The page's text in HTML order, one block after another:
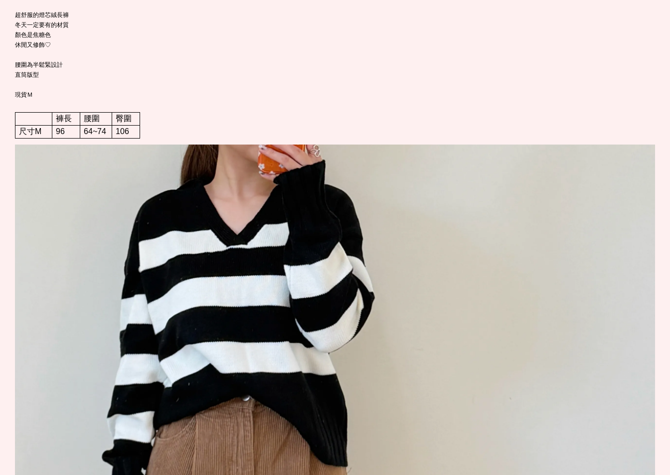
超舒服的燈芯絨長褲
冬天一定要有的材質
顏色是焦糖色
休閒又修飾♡
腰圍為半鬆緊設計
直筒版型
現貨Ｍ
褲長 腰圍
臀圍
尺寸M
96 64~74 106